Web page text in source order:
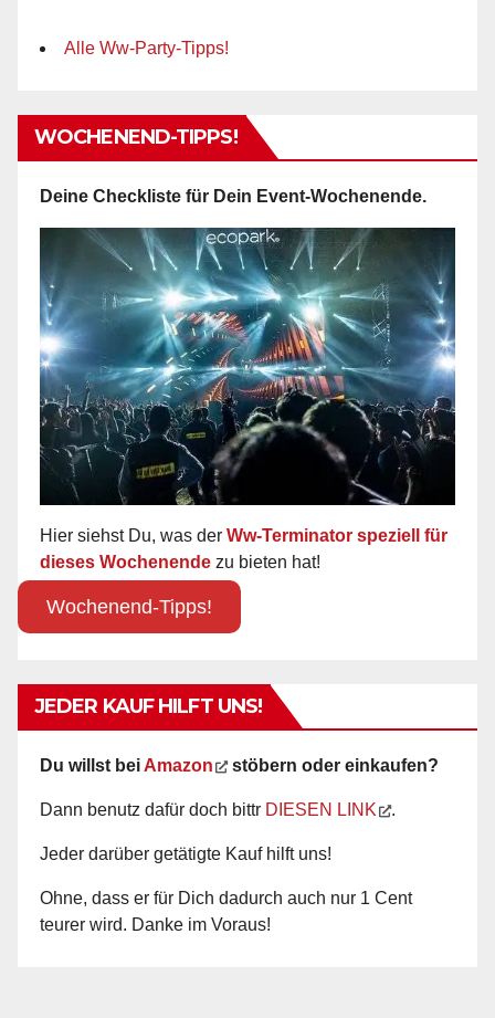
Alle Ww-Party-Tipps!
WOCHENEND-TIPPS!
Deine Checkliste für Dein Event-Wochenende.
Hier siehst Du, was der Ww-Terminator speziell für
dieses Wochenende zu bieten hat!
Wochenend-Tipps!
JEDER KAUF HILFT UNS!
Du willst bei Amazon stöbern oder einkaufen?
Dann benutz dafür doch bittr DIESEN LINK .
Jeder darüber getätigte Kauf hilft uns!
Ohne, dass er für Dich dadurch auch nur 1 Cent
teurer wird. Danke im Voraus!